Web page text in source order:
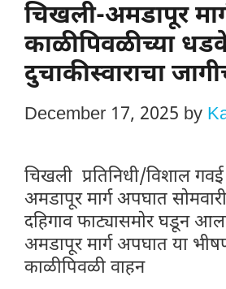
चिखली-अमडापूर
काळीपिवळीच्या
दुचाकीस्वाराचा
December 17, 2025 by
चिखली प्रतिनिधी/विशाल
अमडापूर मार्ग अपघात
दहिगाव फाट्यासमोर घडून
अमडापूर मार्ग अपघात या
काळीपिवळी वाहन